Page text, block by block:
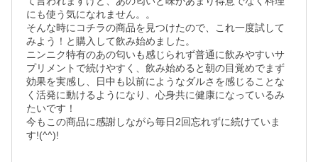
にも使う気になれません。。
そんな時にコチラの商品を見つけたので、これ一度試して
みよう！と購入して飲み始めました。
ニンニク特有のあの匂いも感じられず普通に飲みやすいサ
プリメントで続けやすく、飲み始めると朝の目覚めでまず
効果を実感し、日中も以前にようなダルさを感じることな
く活発に動けるようになり、心身共に健康になっているみ
たいです！
今もこの商品に感謝しながら毎日2回忘れずに続けていま
す!(^^)!